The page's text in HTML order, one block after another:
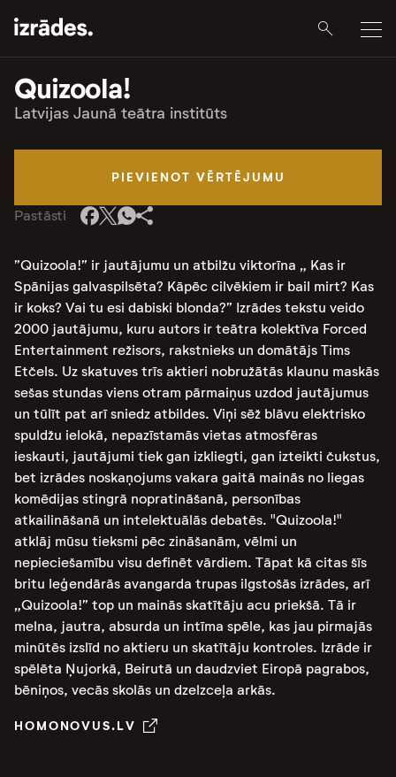
Quizoola!
Latvijas Jaunā teātra institūts
PIEVIENOT VĒRTĒJUMU
Pastāsti
”Quizoola!” ir jautājumu un atbilžu viktorīna „ Kas ir
Spānijas galvaspilsēta? Kāpēc cilvēkiem ir bail mirt? Kas
ir koks? Vai tu esi dabiski blonda?” Izrādes tekstu veido
2000 jautājumu, kuru autors ir teātra kolektīva Forced
Entertainment režisors, rakstnieks un domātājs Tims
Etčels. Uz skatuves trīs aktieri nobružātās klaunu maskās
sešas stundas viens otram pārmaiņus uzdod jautājumus
un tūlīt pat arī sniedz atbildes. Viņi sēž blāvu elektrisko
spuldžu ielokā, nepazīstamās vietas atmosfēras
ieskauti, jautājumi tiek gan izkliegti, gan izteikti čukstus,
bet izrādes noskaņojums vakara gaitā mainās no liegas
komēdijas stingrā nopratināšanā, personības
atkailināšanā un intelektuālās debatēs. "Quizoola!"
atklāj mūsu tieksmi pēc zināšanām, vēlmi un
nepieciešamību visu definēt vārdiem. Tāpat kā citas šīs
britu leģendārās avangarda trupas ilgstošās izrādes, arī
„Quizoola!” top un mainās skatītāju acu priekšā. Tā ir
melna, jautra, absurda un intīma spēle, kas jau pirmajās
minūtēs izslīd no aktieru un skatītāju kontroles. Izrāde ir
spēlēta Ņujorkā, Beirutā un daudzviet Eiropā pagrabos,
bēniņos, vecās skolās un dzelzceļa arkās.
HOMONOVUS.LV